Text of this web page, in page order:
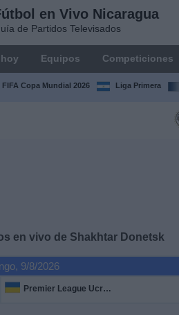
en Vivo Nicaragua
de Partidos Televisados
Equipos Competiciones
FIFA Copa Mundial 2026 Liga Primera
en vivo de Shakhtar Donetsk
9/8/2026
Premier League Ucrania